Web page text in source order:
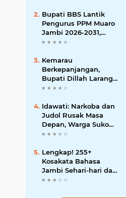
Bupati BBS Lantik
Pengurus PPM Muaro
Jambi 2026-2031,
Dorong Pemuda Jadi
Kemarau
Berkepanjangan,
Bupati Dillah Larang
Camat Tinggalkan
Hadapi Karhutla dan
Kebakaran
Permukiman
Idawati: Narkoba dan
Judol Rusak Masa
Depan, Warga Suko
Awin Jaya Diminta
Lengkap! 255+
Kosakata Bahasa
Jambi Sehari-hari dan
Artinya